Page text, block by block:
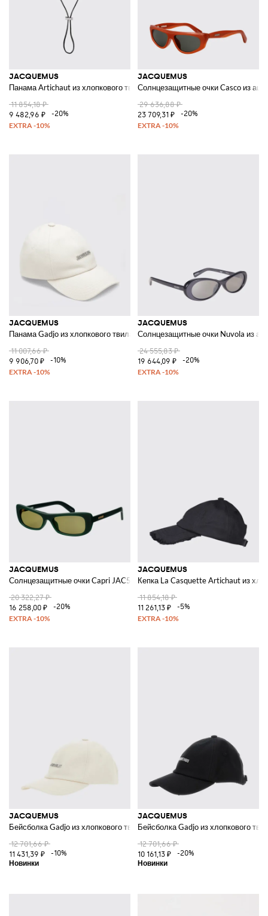
JACQUEMUS
Панама Artichaut из хлопкового твила
11 854,18 ₽
9 482,96 ₽
-20%
JACQUEMUS
Солнцезащитные очки Casco из
29 636,88 ₽
23 709,31 ₽
-20%
JACQUEMUS
Панама Gadjo из хлопкового твила
11 007,66 ₽
9 906,70 ₽
-10%
JACQUEMUS
Солнцезащитные очки Nuvola из
24 555,83 ₽
19 644,09 ₽
-20%
JACQUEMUS
Солнцезащитные очки Capri JAC55C3SUN из ацетата
20 322,27 ₽
16 258,00 ₽
-20%
JACQUEMUS
Кепка La Casquette Artichaut из
11 854,18 ₽
11 261,13 ₽
-5%
JACQUEMUS
Бейсболка Gadjo из хлопкового твила с металлическим логотипом
12 701,66 ₽
11 431,39 ₽
-10%
JACQUEMUS
Бейсболка Gadjo из хлопкового
12 701,66 ₽
10 161,13 ₽
-20%